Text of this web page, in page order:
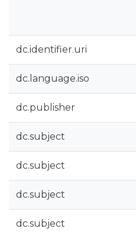
dc.identifier.uri
dc.language.iso
dc.publisher
dc.subject
dc.subject
dc.subject
dc.subject